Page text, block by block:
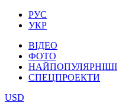
РУС
УКР
ВІДЕО
ФОТО
НАЙПОПУЛЯРНІШІ
СПЕЦПРОЕКТИ
USD